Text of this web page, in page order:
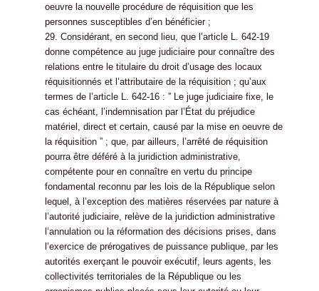
oeuvre la nouvelle procédure de réquisition que les
personnes susceptibles d’en bénéficier ;
29. Considérant, en second lieu, que l’article L. 642-19
donne compétence au juge judiciaire pour connaître des
relations entre le titulaire du droit d’usage des locaux
réquisitionnés et l’attributaire de la réquisition ; qu’aux
termes de l’article L. 642-16 : ” Le juge judiciaire fixe, le
cas échéant, l’indemnisation par l’État du préjudice
matériel, direct et certain, causé par la mise en oeuvre de
la réquisition ” ; que, par ailleurs, l’arrêté de réquisition
pourra être déféré à la juridiction administrative,
compétente pour en connaître en vertu du principe
fondamental reconnu par les lois de la République selon
lequel, à l’exception des matières réservées par nature à
l’autorité judiciaire, relève de la juridiction administrative
l’annulation ou la réformation des décisions prises, dans
l’exercice de prérogatives de puissance publique, par les
autorités exerçant le pouvoir exécutif, leurs agents, les
collectivités territoriales de la République ou les